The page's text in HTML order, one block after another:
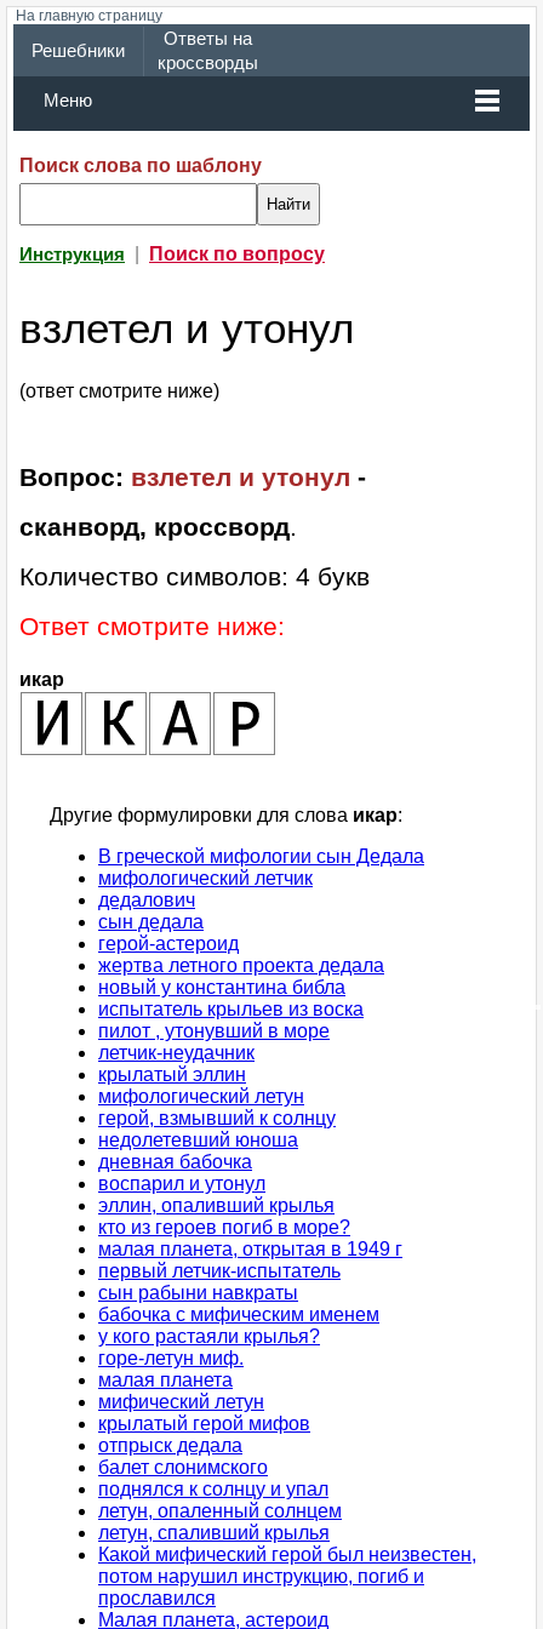
На главную страницу
Решебники
Ответы на
кроссворды
Меню
Поиск слова по шаблону
Инструкция Поиск по вопросу
взлетел и утонул
(ответ смотрите ниже)
Вопрос: взлетел и утонул -
сканворд, кроссворд.
Количество символов: 4 букв
Ответ смотрите ниже:
икар
Другие формулировки для слова икар:
В греческой мифологии сын Дедала
мифологический летчик
дедалович
сын дедала
герой-астероид
жертва летного проекта дедала
новый у константина библа
испытатель крыльев из воска
пилот , утонувший в море
летчик-неудачник
крылатый эллин
мифологический летун
герой, взмывший к солнцу
недолетевший юноша
дневная бабочка
воспарил и утонул
эллин, опаливший крылья
кто из героев погиб в море?
малая планета, открытая в 1949 г
первый летчик-испытатель
сын рабыни навкраты
бабочка с мифическим именем
у кого растаяли крылья?
горе-летун миф.
малая планета
мифический летун
крылатый герой мифов
отпрыск дедала
балет слонимского
поднялся к солнцу и упал
летун, опаленный солнцем
летун, спаливший крылья
Какой мифический герой был неизвестен,
потом нарушил инструкцию, погиб и
прославился
Малая планета, астероид